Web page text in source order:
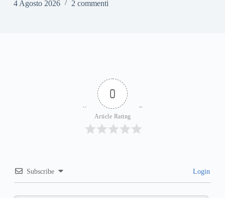
4 Agosto 2026 2 commenti
0
Article Rating
Subscribe Login